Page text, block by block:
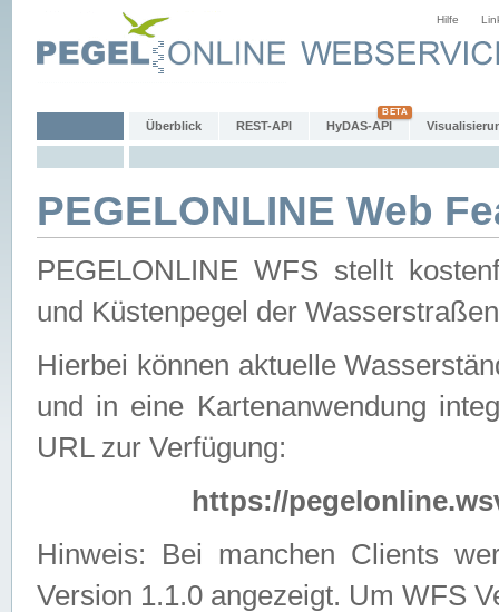
Hilfe
Überblick REST-API HyDAS-API
PEGELONLINE Web
PEGELONLINE WFS stellt
und Küstenpegel der
Hierbei können aktuelle
und in eine Kartenanwendung
URL zur Verfügung:
https://
Hinweis: Bei manchen Clients
Version 1.1.0 angezeigt. Um WFS